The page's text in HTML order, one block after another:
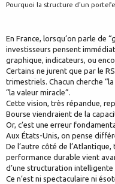
page:
Pourquoi la structure d’un
En France, lorsqu’on parle de
investisseurs pensent
graphique, indicateurs, ou
Certains ne jurent que par le
trimestriels. Chacun cherche
“la valeur miracle”.
Cette vision, très répandue,
Bourse viendraient de la
Or, c’est une erreur
Aux États-Unis, on pense
De l’autre côté de
performance durable vient
d’une structuration
Ce n’est ni spectaculaire ni